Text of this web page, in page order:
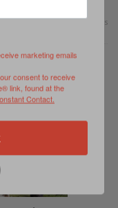
0 Comments
marketing emails
consent to receive
link, found at the
Contact.